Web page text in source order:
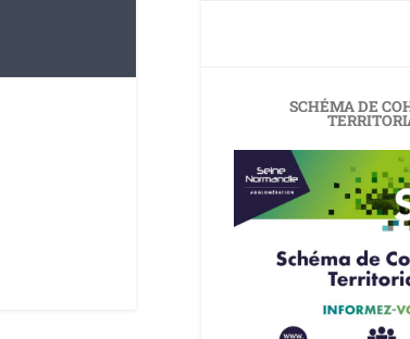
SCHÉMA DE